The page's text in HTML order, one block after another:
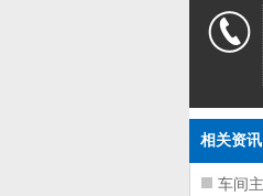
相关资讯